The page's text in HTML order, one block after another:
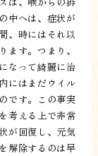
中へは、症状が
、時にはそれ以
ます。つまり、
なって綺麗に治
にはまだウイル
です。この事実
考える上で非常
が回復し、元気
解除するのは早